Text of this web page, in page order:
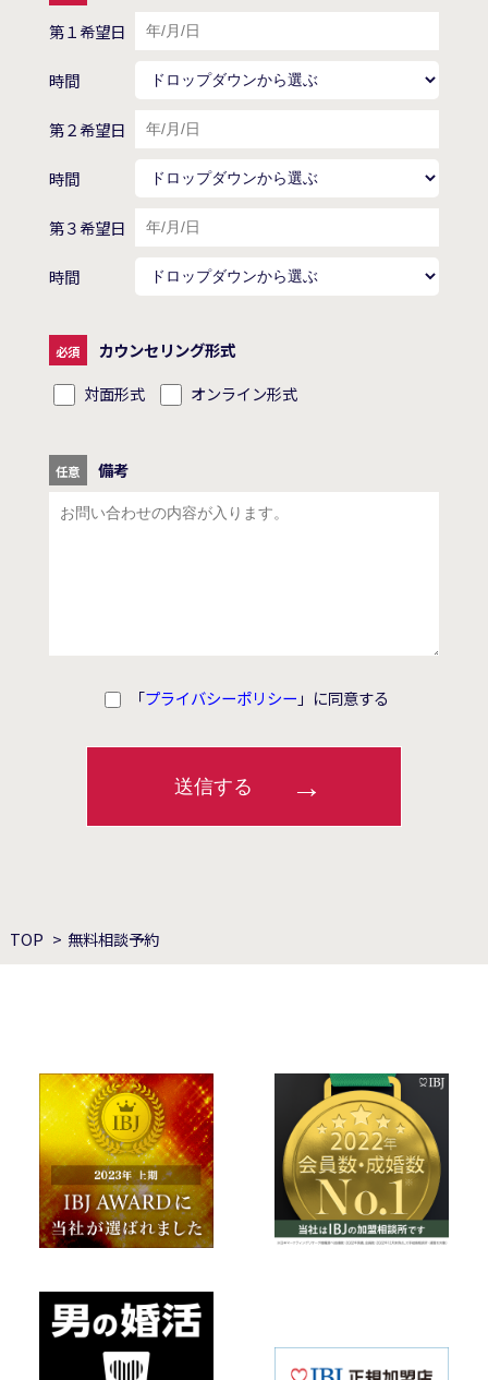
第１希望日
時間
第２希望日
時間
第３希望日
時間
カウンセリング形式
対面形式
オンライン形式
備考
「プライバシーポリシー 」に同意する
送信する
TOP 無料相談予約